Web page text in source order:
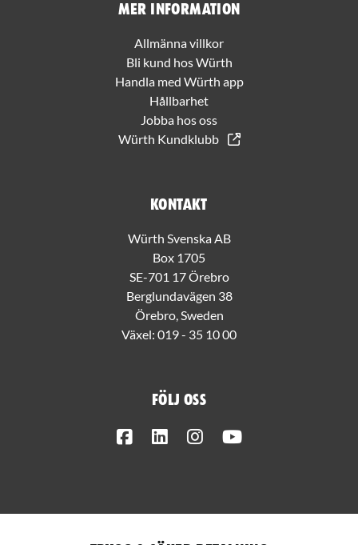
Mer information
Allmänna villkor
Bli kund hos Würth
Handla med Würth app
Hållbarhet
Jobba hos oss
Würth Kundklubb
Kontakt
Würth Svenska AB
Box 1705
SE-701 17 Örebro
Berglundavägen 38
Örebro, Sweden
Växel: 019 - 35 10 00
Följ oss
FacebookLinkedInInstagram